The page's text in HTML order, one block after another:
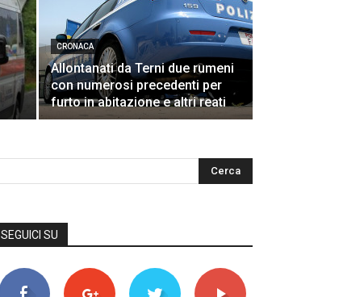
CRONACA
Allontanati da Terni due rumeni
con numerosi precedenti per
furto in abitazione e altri reati
SEGUICI SU